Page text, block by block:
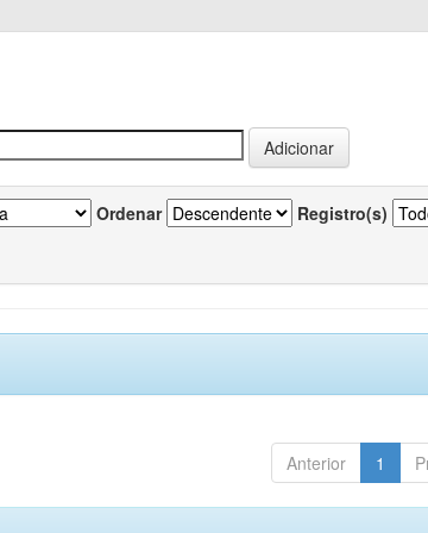
Ordenar Registro(s)
Anterior 1